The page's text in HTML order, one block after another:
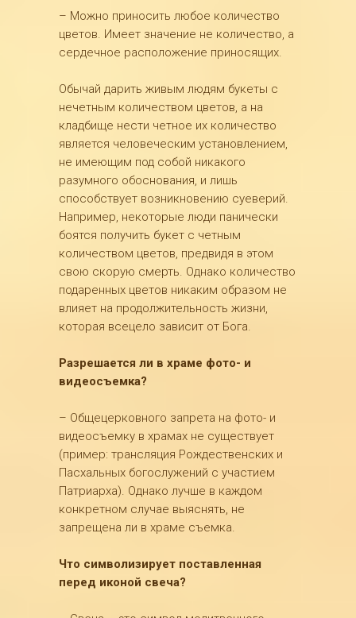
– Можно приносить любое количество
цветов. Имеет значение не количество, а
сердечное расположение приносящих.
Обычай дарить живым людям букеты с
нечетным количеством цветов, а на
кладбище нести четное их количество
является человеческим установлением,
не имеющим под собой никакого
разумного обоснования, и лишь
способствует возникновению суеверий.
Например, некоторые люди панически
боятся получить букет с четным
количеством цветов, предвидя в этом
свою скорую смерть. Однако количество
подаренных цветов никаким образом не
влияет на продолжительность жизни,
которая всецело зависит от Бога.
Разрешается ли в храме фото- и
видеосъемка?
– Общецерковного запрета на фото- и
видеосъемку в храмах не существует
(пример: трансляция Рождественских и
Пасхальных богослужений с участием
Патриарха). Однако лучше в каждом
конкретном случае выяснять, не
запрещена ли в храме съемка.
Что символизирует поставленная
перед иконой свеча?